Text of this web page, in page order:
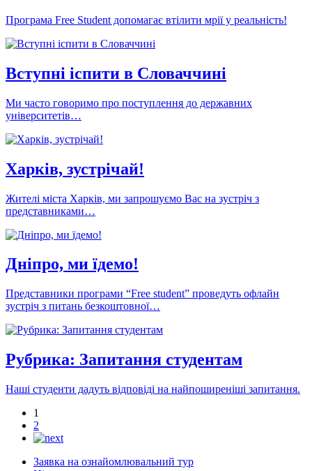
Програма Free Student допомагає втілити мрії у реальність!
Вступні іспити в Словаччині
Ми часто говоримо про поступлення до державних
університетів…
Харків, зустрічай!
Жителі міста Харків, ми запрошуємо Вас на зустріч з
представниками…
Дніпро, ми їдемо!
Представники програми “Free student” проведуть офлайн
зустріч з питань безкоштовної…
Рубрика: Запитання студентам
Наші студенти дадуть відповіді на найпоширеніші запитання.
1
2
Заявка на ознайомлювальний тур